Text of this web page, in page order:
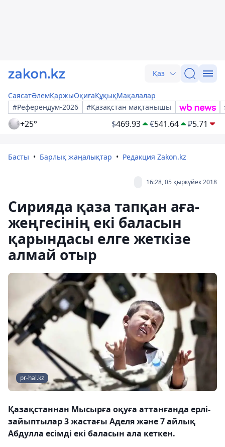
Қаз
СаясатӘлемҚаржыОқиғаҚұқықМақалалар
#Референдум-2026
#Қазақстан мақтанышы
+25° $469.93 €541.64 ₽5.71
Басты Барлық жаңалықтар Редакция Zakon.kz
16:28, 05 қыркүйек 2018
Сирияда қаза тапқан аға-
жеңгесінің екі баласын
қарындасы елге жеткізе
алмай отыр
pr-hal.kz
Қазақстаннан Мысырға оқуға аттанғанда ерлі-
зайыптылар 3 жастағы Аделя және 7 айлық
Абдулла есімді екі баласын ала кеткен.